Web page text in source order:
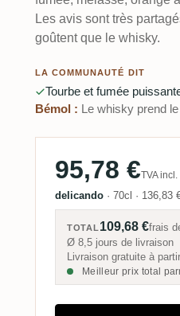
Les avis sont très
goûtent que le whisky.
LA COMMUNAUTÉ DIT
Tourbe et fumée
Bémol : Le whisky prend
95,78 €TVA incl.
delicando · 70cl · 136,83
TOTAL109,68 €frais
Ø 8,5 jours de livraison
Livraison gratuite à
Meilleur prix total